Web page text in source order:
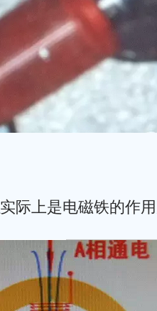
实际上是电磁铁的作